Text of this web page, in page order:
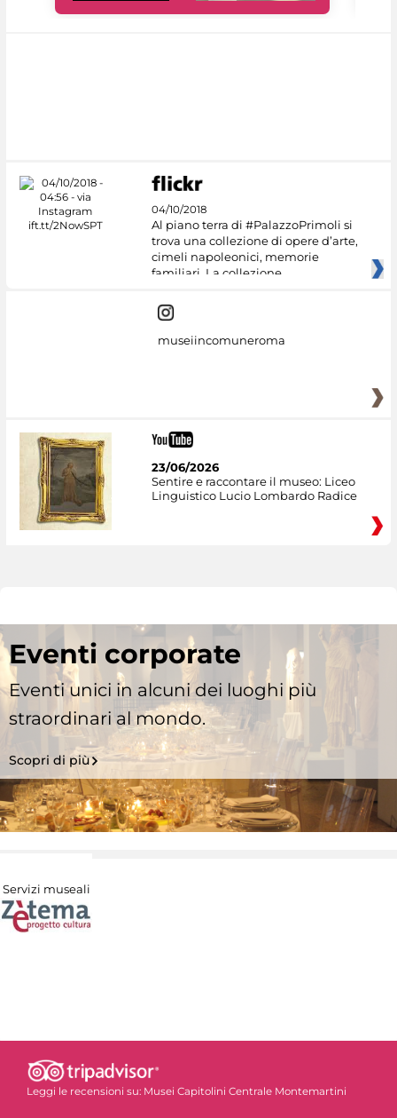
04/10/2018
Al piano terra di #PalazzoPrimoli si
trova una collezione di opere d’arte,
cimeli napoleonici, memorie
familiari. La collezione
museiincomuneroma
23/06/2026
Sentire e raccontare il museo: Liceo
Linguistico Lucio Lombardo Radice
Eventi corporate
Eventi unici in alcuni dei luoghi più
straordinari al mondo.
Scopri di più
Servizi museali
Leggi le recensioni su: Musei Capitolini Centrale Montemartini